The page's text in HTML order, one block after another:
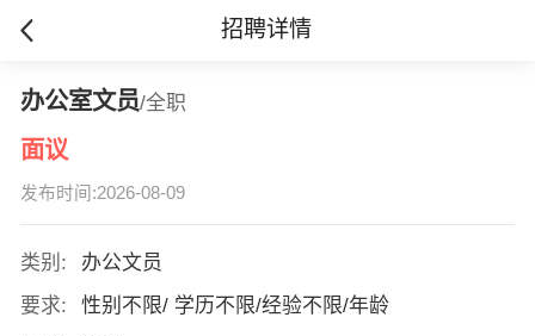
招聘详情
办公室文员/全职
面议
发布时间:2026-08-09
类别:
办公文员
要求:
性别不限/ 学历不限/经验不限/年龄